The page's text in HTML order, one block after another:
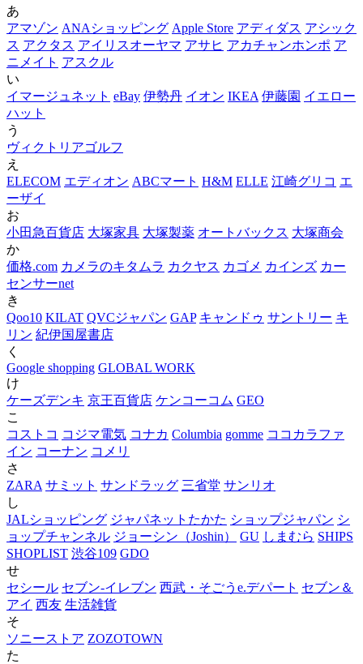
あ
アマゾン ANAショッピング Apple Store アディダス アシック
ス アクタス アイリスオーヤマ アサヒ アカチャンホンポ ア
ニメイト アスクル
い
イマージュネット eBay 伊勢丹 イオン IKEA 伊藤園 イエロー
ハット
う
ヴィクトリアゴルフ
え
ELECOM エディオン ABCマート H&M ELLE 江崎グリコ エ
ーザイ
お
小田急百貨店 大塚家具 大塚製薬 オートバックス 大塚商会
か
価格.com カメラのキタムラ カクヤス カゴメ カインズ カー
センサーnet
き
Qoo10 KILAT QVCジャパン GAP キャンドゥ サントリー キ
リン 紀伊国屋書店
く
Google shopping GLOBAL WORK
け
ケーズデンキ 京王百貨店 ケンコーコム GEO
こ
コストコ コジマ電気 コナカ Columbia gomme ココカラファ
イン コーナン コメリ
さ
ZARA サミット サンドラッグ 三省堂 サンリオ
し
JALショッピング ジャパネットたかた ショップジャパン シ
ョップチャンネル ジョーシン（Joshin） GU しまむら SHIPS
SHOPLIST 渋谷109 GDO
せ
セシール セブン‐イレブン 西武・そごうe.デパート セブン＆
アイ 西友 生活雑貨
そ
ソニーストア ZOZOTOWN
た